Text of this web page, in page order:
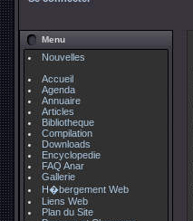
Menu
Nouvelles
Accueil
Agenda
Annuaire
Articles
Bibliotheque
Compilation
Downloads
Encyclopedie
FAQ Anar
Gallerie
H�bergement Web
Liens Web
Plan du Site